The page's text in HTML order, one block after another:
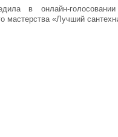
в онлайн-
мастерства «Лучший